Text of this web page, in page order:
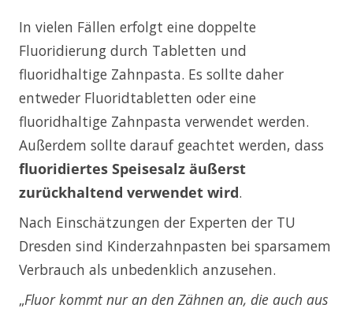
In vielen Fällen erfolgt eine doppelte
Fluoridierung durch Tabletten und
fluoridhaltige Zahnpasta. Es sollte daher
entweder Fluoridtabletten oder eine
fluoridhaltige Zahnpasta verwendet werden.
Außerdem sollte darauf geachtet werden, dass
fluoridiertes Speisesalz äußerst
zurückhaltend verwendet wird.
Nach Einschätzungen der Experten der TU
Dresden sind Kinderzahnpasten bei sparsamem
Verbrauch als unbedenklich anzusehen.
„Fluor kommt nur an den Zähnen an, die auch aus